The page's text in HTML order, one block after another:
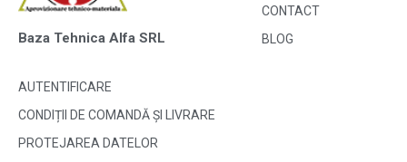
Baza Tehnica Alfa SRL
CONTACT
BLOG
AUTENTIFICARE
CONDIȚII DE COMANDĂ ȘI LIVRARE
PROTEJAREA DATELOR